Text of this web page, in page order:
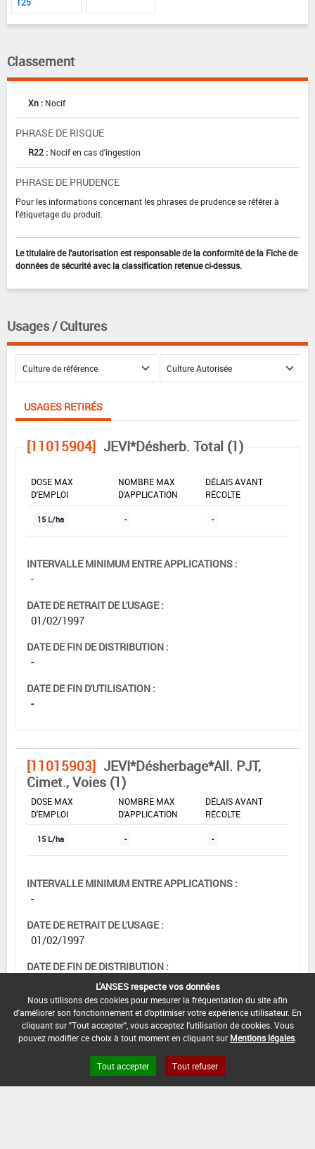
Classement
Xn : Nocif
PHRASE DE RISQUE
R22 : Nocif en cas d'ingestion
PHRASE DE PRUDENCE
Pour les informations concernant les phrases de prudence se référer à
l'étiquetage du produit.
Le titulaire de l'autorisation est responsable de la conformité de la Fiche de
données de sécurité avec la classification retenue ci-dessus.
Usages / Cultures
USAGES RETIRÉS
[11015904] JEVI*Désherb. Total (1)
DOSE MAX
D'EMPLOI
NOMBRE MAX
D'APPLICATION
DÉLAIS AVANT
RÉCOLTE
15 L/ha - -
INTERVALLE MINIMUM ENTRE APPLICATIONS :
-
DATE DE RETRAIT DE L'USAGE :
01/02/1997
DATE DE FIN DE DISTRIBUTION :
-
DATE DE FIN D'UTILISATION :
-
[11015903] JEVI*Désherbage*All. PJT,
Cimet., Voies (1)
DOSE MAX
D'EMPLOI
NOMBRE MAX
D'APPLICATION
DÉLAIS AVANT
RÉCOLTE
15 L/ha - -
INTERVALLE MINIMUM ENTRE APPLICATIONS :
-
DATE DE RETRAIT DE L'USAGE :
01/02/1997
DATE DE FIN DE DISTRIBUTION :
DATE DE FIN D'UTILISATION :
-
L'ANSES respecte vos données
Nous utilisons des cookies pour mesurer la fréquentation du site afin
d'améliorer son fonctionnement et d'optimiser votre expérience utilisateur. En
cliquant sur "Tout accepter", vous acceptez l'utilisation de cookies. Vous
pouvez modifier ce choix à tout moment en cliquant sur Mentions légales
Tout accepter Tout refuser